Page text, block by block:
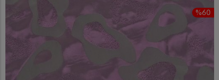
%60